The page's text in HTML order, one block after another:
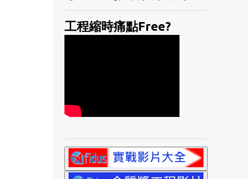
工程縮時痛點Free?